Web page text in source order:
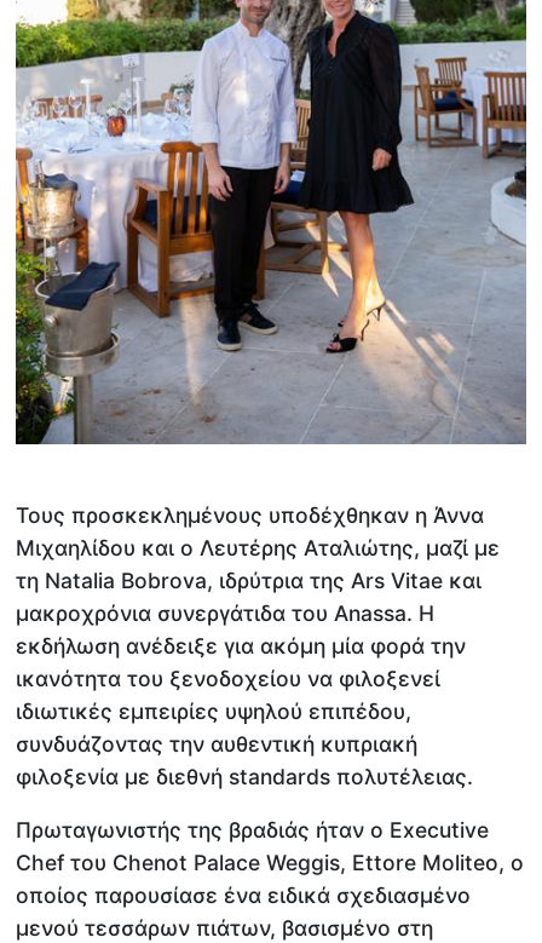
Τους προσκεκλημένους υποδέχθηκαν η Άννα
Μιχαηλίδου και ο Λευτέρης Αταλιώτης, μαζί με
τη Natalia Bobrova, ιδρύτρια της Ars Vitae και
μακροχρόνια συνεργάτιδα του Anassa. Η
εκδήλωση ανέδειξε για ακόμη μία φορά την
ικανότητα του ξενοδοχείου να φιλοξενεί
ιδιωτικές εμπειρίες υψηλού επιπέδου,
συνδυάζοντας την αυθεντική κυπριακή
φιλοξενία με διεθνή standards πολυτέλειας.
Πρωταγωνιστής της βραδιάς ήταν ο Executive
Chef του Chenot Palace Weggis, Ettore Moliteo, ο
οποίος παρουσίασε ένα ειδικά σχεδιασμένο
μενού τεσσάρων πιάτων, βασισμένο στη